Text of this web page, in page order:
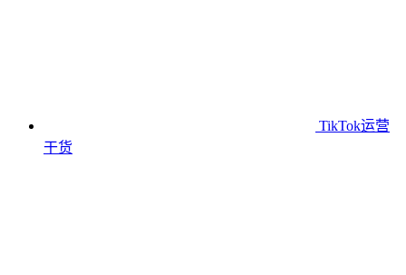
TikTok运营
干货